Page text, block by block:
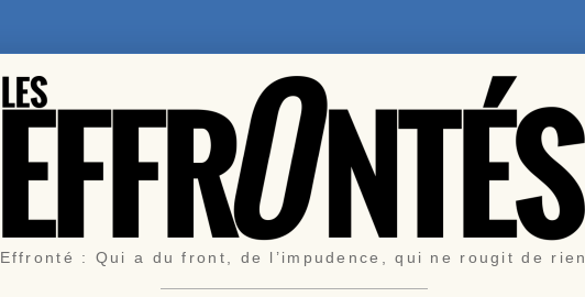
Effronté : Qui a du front, de l’impudence, qui ne rougit de rien